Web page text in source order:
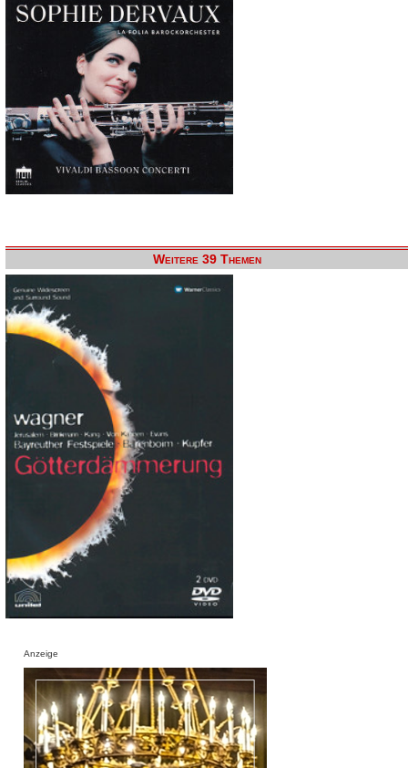
Weitere 39 Themen
Anzeige